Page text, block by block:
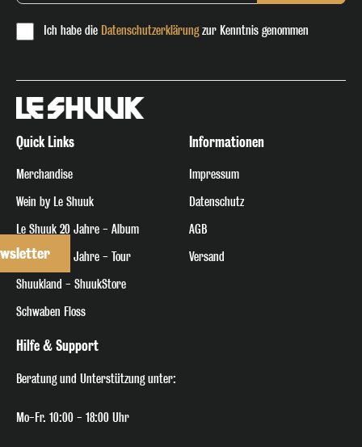
Hilfe & Support
Beratungund Unterstützung unter:
Mo-Fr. 10:00 - 18:00 Uhr
Quick Links
Merchandise
Wein by Le Shuuk
Le Shuuk 20 Jahre - Album
Le Shuuk 20 Jahre - Tour
Shuukland - ShuukStore
Schwaben Floss
Informationen
Impressum
Datenschutz
AGB
Versand
Ich habe die Datenschutzerklärungzur Kenntnis genommen